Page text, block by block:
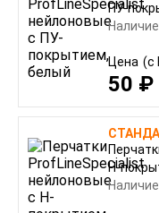
ПУ-
Цена (с
50 ₽
Н-